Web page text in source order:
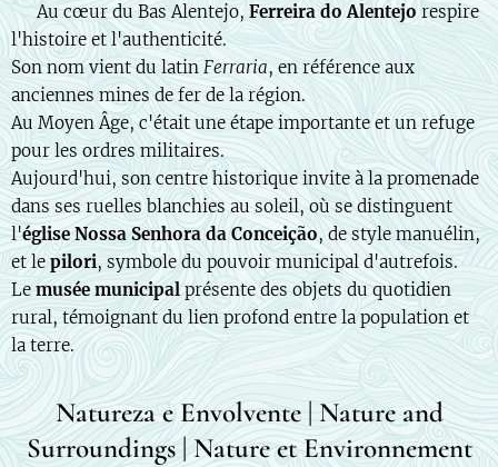
🇫🇷 Au cœur du Bas Alentejo,Ferreira do Alentejorespire
l'histoire et l'authenticité.
Son nom vient du latinFerraria, en référence aux
anciennes mines de fer de la région.
Au Moyen Âge, c'était une étape importante et un refuge
pour les ordres militaires.
Aujourd'hui, son centre historique invite à la promenade
dans ses ruelles blanchies au soleil, où se distinguent
l'église Nossa Senhora da Conceição, de style manuélin,
et lepilori, symbole du pouvoir municipal d'autrefois.
Lemusée municipalprésente des objets du quotidien
rural, témoignant du lien profond entre la population et
la terre.
Natureza e Envolvente | Nature and
Surroundings | Nature et Environnement